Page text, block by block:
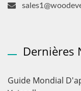
Dernières
Guide Mondial